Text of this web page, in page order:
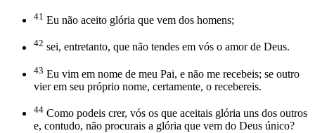
41 Eu não aceito glória que vem dos homens;
42 sei, entretanto, que não tendes em vós o amor de Deus.
43 Eu vim em nome de meu Pai, e não me recebeis; se outro
vier em seu próprio nome, certamente, o recebereis.
44 Como podeis crer, vós os que aceitais glória uns dos outros
e, contudo, não procurais a glória que vem do Deus único?